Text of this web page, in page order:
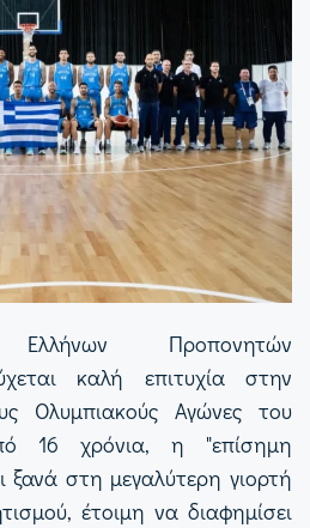
Προπονητών
καλή επιτυχία στην
Ολυμπιακούς Αγώνες του
16 χρόνια, η "επίσημη
ξανά στη μεγαλύτερη γιορτή
έτοιμη να διαφημίσει